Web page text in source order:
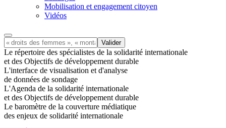
Mobilisation et engagement citoyen
Vidéos
Le répertoire des spécialistes de la solidarité internationale
et des Objectifs de développement durable
L'interface de visualisation et d'analyse
de données de sondage
L'Agenda de la solidarité internationale
et des Objectifs de développement durable
Le baromètre de la couverture médiatique
des enjeux de solidarité internationale